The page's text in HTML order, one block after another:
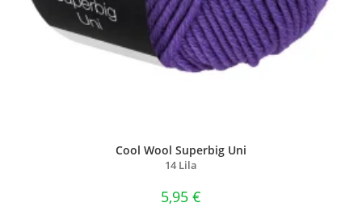
Cool Wool Superbig Uni
14 Lila
5,95 €